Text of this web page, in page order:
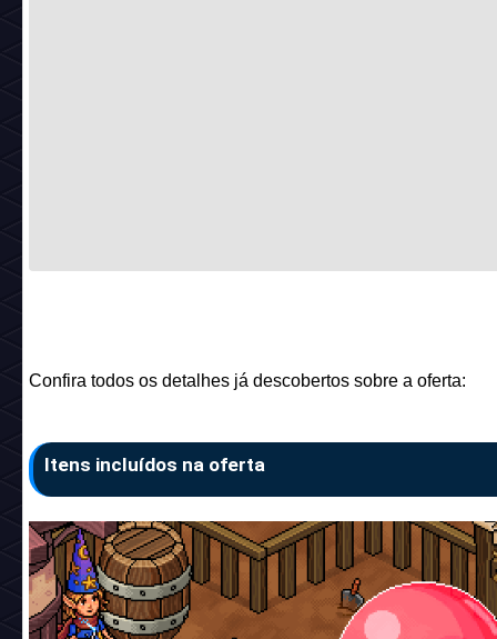
Confira todos os detalhes já descobertos sobre a oferta:
Itens incluídos na oferta